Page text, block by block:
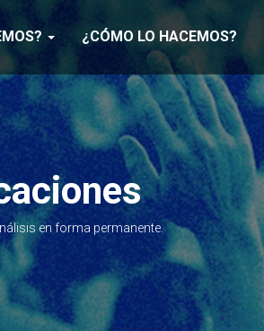
¿CÓMO LO HACEMOS?
en forma permanente.